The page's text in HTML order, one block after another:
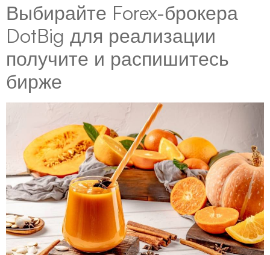
Выбирайте Forex-брокера
DotBig для реализации
получите и распишитесь
бирже